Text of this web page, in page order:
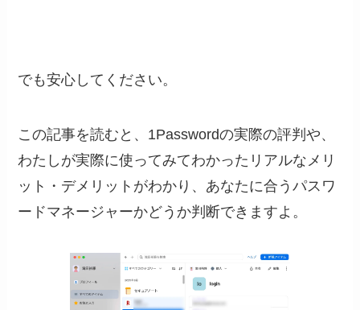
でも安心してください。
この記事を読むと、1Passwordの実際の評判や、
わたしが実際に使ってみてわかったリアルなメリ
ット・デメリットがわかり、あなたに合うパスワ
ードマネージャーかどうか判断できますよ。